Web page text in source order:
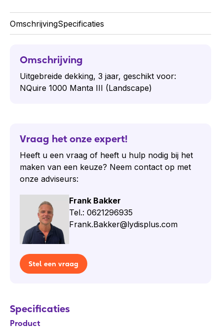
OmschrijvingSpecificaties
Omschrijving
Uitgebreide dekking, 3 jaar, geschikt voor:
NQuire 1000 Manta III (Landscape)
Vraag het onze expert!
Heeft u een vraag of heeft u hulp nodig bij het
maken van een keuze? Neem contact op met
onze adviseurs:
Frank Bakker
Tel.: 0621296935
Frank.Bakker@lydisplus.com
Stel een vraag
Specificaties
Product